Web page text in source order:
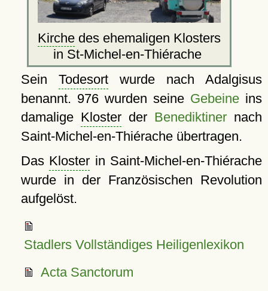
Kirchedes ehemaligen Klosters
in St-Michel-en-Thiérache
Sein Todesortwurde nach Adalgisus
benannt. 976 wurden seine Gebeineins
damalige Klosterder Benediktinernach
Saint-Michel-en-Thiérache übertragen.
Das Kloster in Saint-Michel-en-Thiérache
wurde in der Französischen Revolution
aufgelöst.
Stadlers Vollständiges Heiligenlexikon
Acta Sanctorum